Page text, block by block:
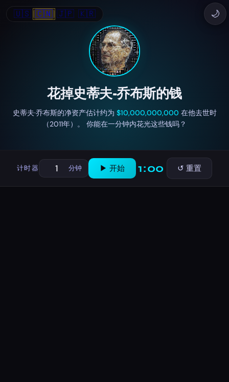
🇺🇸 🇨🇳 🇯🇵 🇰🇷 🌙
花掉史蒂夫·乔布斯的钱
史蒂夫·乔布斯的净资产估计约为 $10,000,000,000 在他去世时
（2011年）。 你能在一分钟内花光这些钱吗？
计时器 分钟 ▶ 开始 1:00 ↺ 重置